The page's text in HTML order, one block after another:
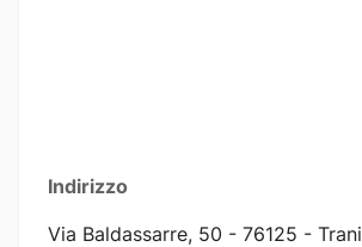
Indirizzo
Via Baldassarre, 50 - 76125 - Trani